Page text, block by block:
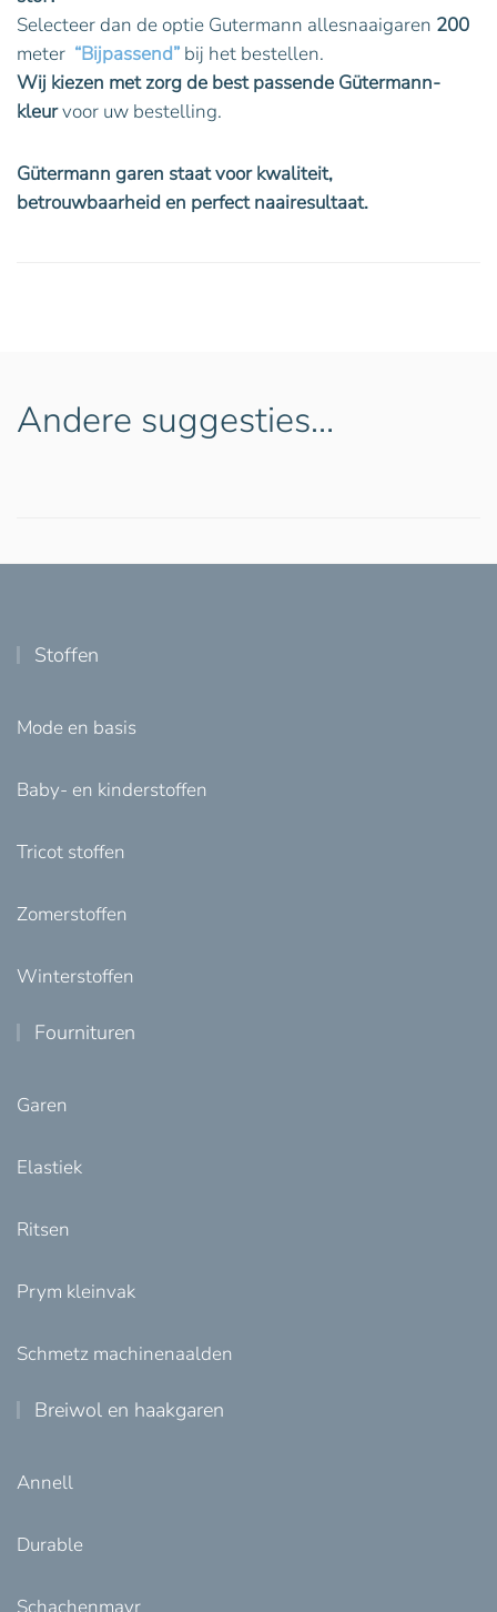
Selecteer dan de optie Gutermann allesnaaigaren 200
meter “Bijpassend” bij het bestellen.
Wij kiezen met zorg de best passende Gütermann-
kleurvoor uw bestelling.
Gütermann garen staat voor kwaliteit,
betrouwbaarheid en perfect naairesultaat.
Andere suggesties…
Stoffen
Mode en basis
Baby- en kinderstoffen
Tricot stoffen
Zomerstoffen
Winterstoffen
Fournituren
Garen
Elastiek
Ritsen
Prym kleinvak
Schmetz machinenaalden
Breiwol en haakgaren
Annell
Durable